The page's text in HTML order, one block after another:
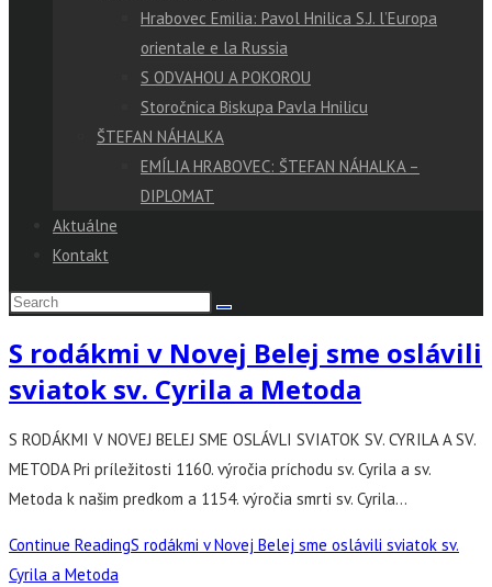
Hrabovec Emilia: Pavol Hnilica S.J. l’Europa
orientale e la Russia
S ODVAHOU A POKOROU
Storočnica Biskupa Pavla Hnilicu
ŠTEFAN NÁHALKA
EMÍLIA HRABOVEC: ŠTEFAN NÁHALKA –
DIPLOMAT
Aktuálne
Kontakt
S rodákmi v Novej Belej sme oslávili
sviatok sv. Cyrila a Metoda
S RODÁKMI V NOVEJ BELEJ SME OSLÁVLI SVIATOK SV. CYRILA A SV.
METODA Pri príležitosti 1160. výročia príchodu sv. Cyrila a sv.
Metoda k našim predkom a 1154. výročia smrti sv. Cyrila…
Continue ReadingS rodákmi v Novej Belej sme oslávili sviatok sv.
Cyrila a Metoda